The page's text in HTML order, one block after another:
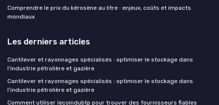
Comprendre le prix du kérosène au litre : enjeux, coûts et impacts
mondiaux
Les derniers articles
Cantilever et rayonnages spécialisés : optimiser le stockage dans
l’industrie pétrolière et gazière
Cantilever et rayonnages spécialisés : optimiser le stockage dans
l’industrie pétrolière et gazière
Comment utiliser lecoindubtp pour trouver des fournisseurs fiables